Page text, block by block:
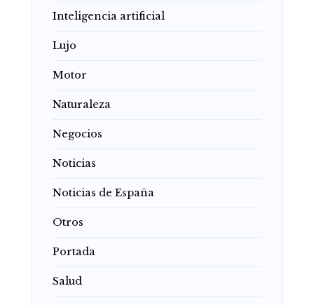
Inteligencia artificial
Lujo
Motor
Naturaleza
Negocios
Noticias
Noticias de España
Otros
Portada
Salud